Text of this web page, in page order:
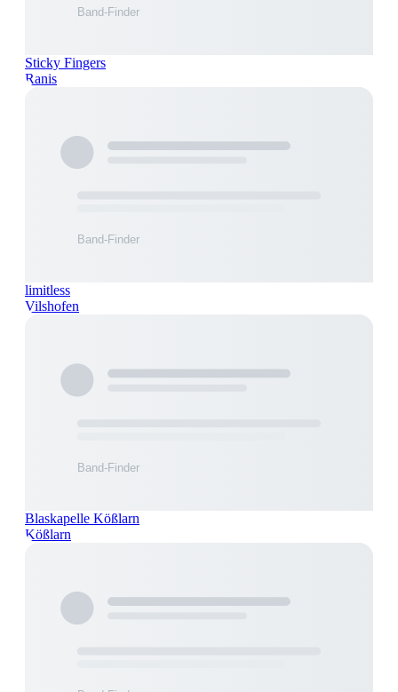
Sticky Fingers
Ranis
limitless
Vilshofen
Blaskapelle Kößlarn
Kößlarn